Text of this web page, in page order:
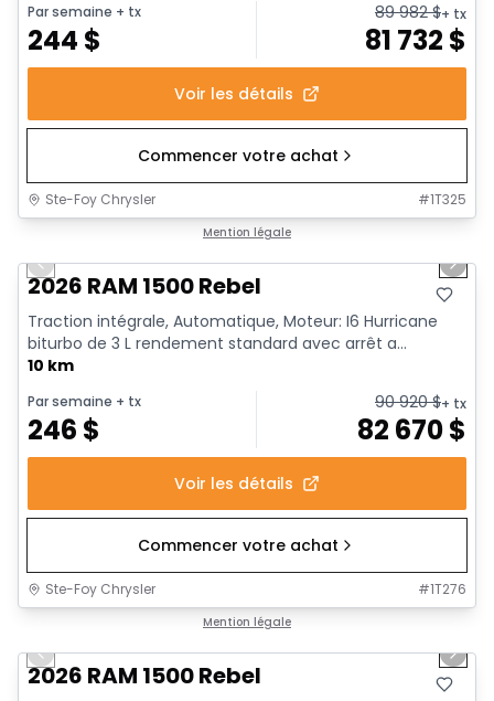
Par semaine + tx
244 $
89 982$+ tx
81 732 $
Voir les détails
Commencer votre achat
Ste-Foy Chrysler #1T325
Mention légale
Previous slide Next
2026 RAM 1500 Rebel
Traction intégrale, Automatique, Moteur: I6 Hurricane
biturbo de 3 L rendement standard avec arrêt a...
10 km
Par semaine + tx
246 $
90 920$+ tx
82 670$
Voir les détails
Commencer votre achat
Ste-Foy Chrysler #1T276
Mention légale
Previous slide Next
2026 RAM 1500 Rebel